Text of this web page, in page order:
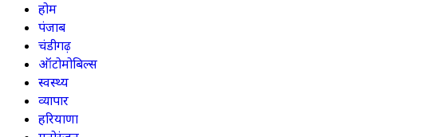
होम
पंजाब
चंडीगढ़
ऑटोमोबिल्स
स्वस्थ्य
व्यापार
हरियाणा